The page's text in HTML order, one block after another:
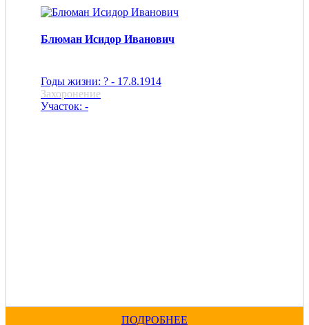
Блюман Исидор Иванович
Годы жизни: ? - 17.8.1914
Захоронение
Участок: -
ПОДРОБНЕЕ